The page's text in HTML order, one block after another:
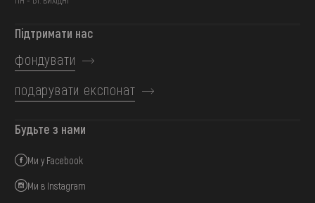
Підтримати нас
фондувати
подарувати експонат
Будьте з нами
Ми у Facebook
Ми в Instagram